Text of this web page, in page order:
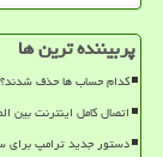
پربیننده ترین ها
کدام حساب ها حذف شدند؟
اتصال کامل اینترنت بین
دستور جدید ترامپ برای